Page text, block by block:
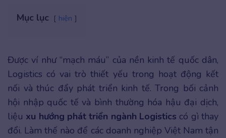
Mục lục hiện
Được ví như “mạch máu” của nền kinh tế quốc dân,
Logistics có vai trò thiết yếu trong hoạt động kết
nối và thúc đẩy phát triển kinh tế. Trong bối cảnh
hội nhập quốc tế và bình thường hóa hậu đại dịch,
liệu xu hướng phát triển ngành Logistics có gì thay
đổi. Làm thế nào để các doanh nghiệp Việt Nam tận